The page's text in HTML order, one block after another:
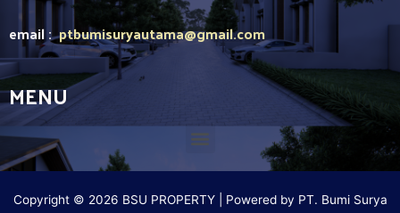
email :ptbumisuryautama@gmail.com
MENU
Copyright © 2026 BSU PROPERTY | Powered by PT. Bumi Surya